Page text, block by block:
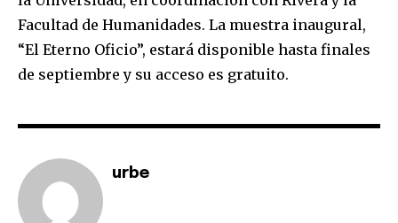
Facultad de Humanidades. La muestra inaugural,
“El Eterno Oficio”, estará disponible hasta finales
de septiembre y su acceso es gratuito.
urbe